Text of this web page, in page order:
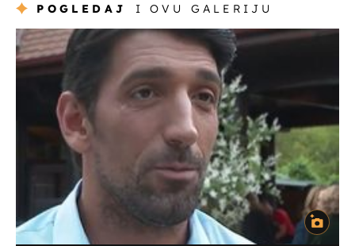
POGLEDAJ I OVU GALERIJU